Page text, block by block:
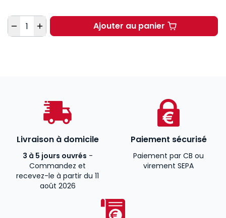
Quantité Ajouter au panierLe droit pénal de
Livraison à domicile
3 à 5 jours ouvrés -
Commandez et
recevez-le à partir du 11
août 2026
Paiement sécurisé
Paiement par CB ou
virement SEPA